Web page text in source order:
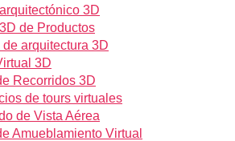
3D
de Productos
arquitectura 3D
3D
Recorridos 3D
de tours virtuales
de Vista Aérea
Amueblamiento Virtual